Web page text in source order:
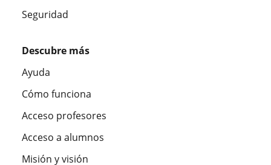
Seguridad
Descubre más
Ayuda
Cómo funciona
Acceso profesores
Acceso a alumnos
Misión y visión